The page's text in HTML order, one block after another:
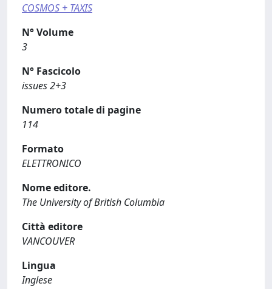
COSMOS + TAXIS
N° Volume
3
N° Fascicolo
issues 2+3
Numero totale di pagine
114
Formato
ELETTRONICO
Nome editore.
The University of British Columbia
Città editore
VANCOUVER
Lingua
Inglese